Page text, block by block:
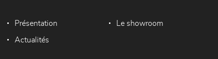
Présentation Le showroom
Actualités